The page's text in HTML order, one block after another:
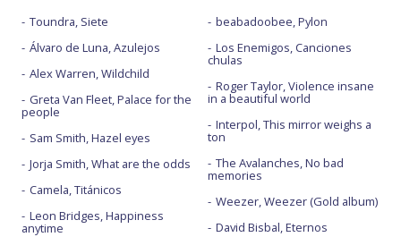
Toundra, Siete
Álvaro de Luna, Azulejos
Alex Warren, Wildchild
Greta Van Fleet, Palace for the
people
Sam Smith, Hazel eyes
Jorja Smith, What are the odds
Camela, Titánicos
Leon Bridges, Happiness
anytime
beabadoobee, Pylon
Los Enemigos, Canciones
chulas
Roger Taylor, Violence insane
in a beautiful world
Interpol, This mirror weighs a
ton
The Avalanches, No bad
memories
Weezer, Weezer (Gold album)
David Bisbal, Eternos